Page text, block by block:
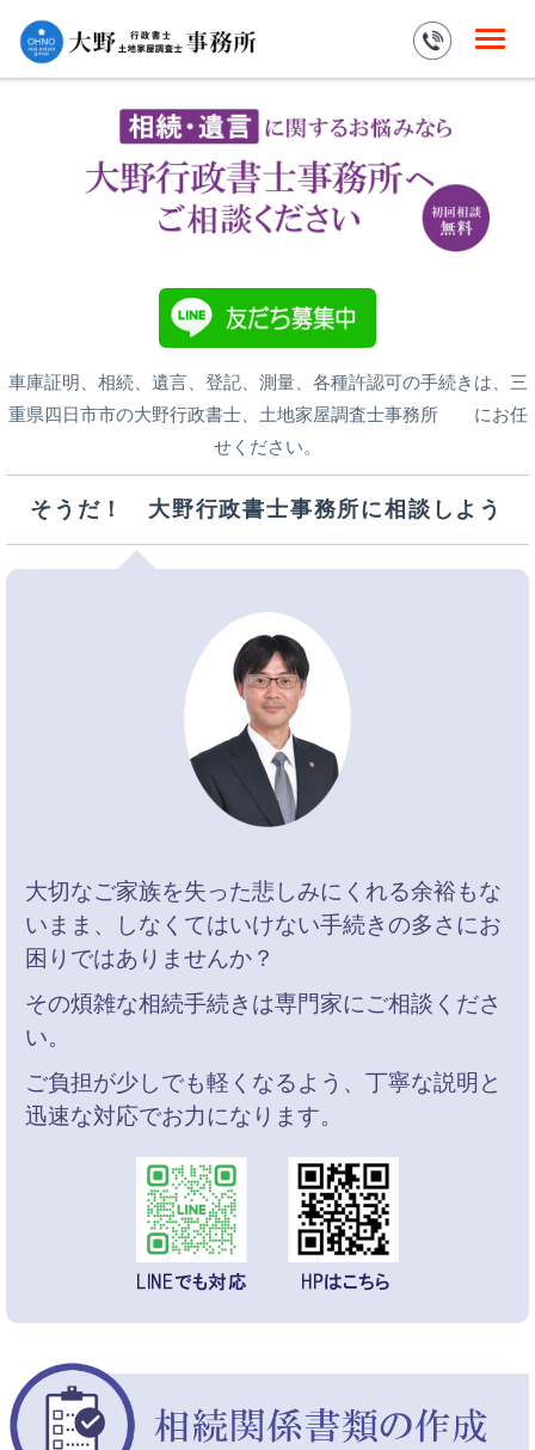
車庫証明、相続、遺言、登記、測量、各種許認可の手続きは、三
重県四日市市の大野行政書士、土地家屋調査士事務所 にお任
せください。
そうだ！ 大野行政書士事務所に相談しよう
大切なご家族を失った悲しみにくれる余裕もな
いまま、しなくてはいけない手続きの多さにお
困りではありませんか？
その煩雑な相続手続きは専門家にご相談くださ
い。
ご負担が少しでも軽くなるよう、丁寧な説明と
迅速な対応でお力になります。